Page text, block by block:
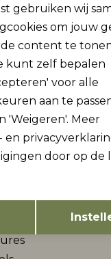
met je data
Gratis verzending
Opslaan
gebruiken wij
om jouw
content te
kunt zelf bepalen
voor alle
aan te
'Weigeren'. Meer
en
door op de